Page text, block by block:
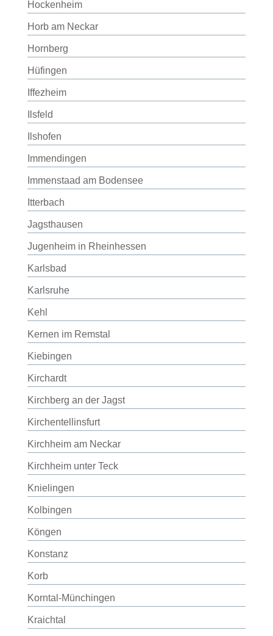
Hockenheim
Horb am Neckar
Hornberg
Hüfingen
Iffezheim
Ilsfeld
Ilshofen
Immendingen
Immenstaad am Bodensee
Itterbach
Jagsthausen
Jugenheim in Rheinhessen
Karlsbad
Karlsruhe
Kehl
Kernen im Remstal
Kiebingen
Kirchardt
Kirchberg an der Jagst
Kirchentellinsfurt
Kirchheim am Neckar
Kirchheim unter Teck
Knielingen
Kolbingen
Köngen
Konstanz
Korb
Korntal-Münchingen
Kraichtal